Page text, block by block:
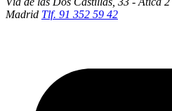
Madrid Tlf. 91 352 59 42